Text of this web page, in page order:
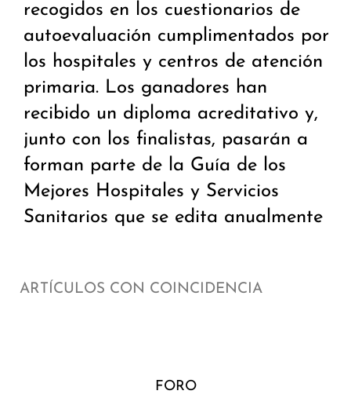
recogidos en los cuestionarios de
autoevaluación cumplimentados por
los hospitales y centros de atención
primaria. Los ganadores han
recibido un diploma acreditativo y,
junto con los finalistas, pasarán a
forman parte de la Guía de los
Mejores Hospitales y Servicios
Sanitarios que se edita anualmente
ARTÍCULOS CON COINCIDENCIA
FORO